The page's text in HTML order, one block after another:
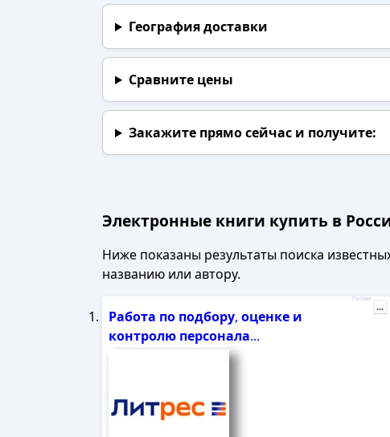
География доставки
Сравните цены
Закажите прямо сейчаси получите:
Электронные книги купить в
Ниже показаны результаты поиска
названию или автору.
Работа по подбору, оценке и
контролю персонала...
Реклама
...